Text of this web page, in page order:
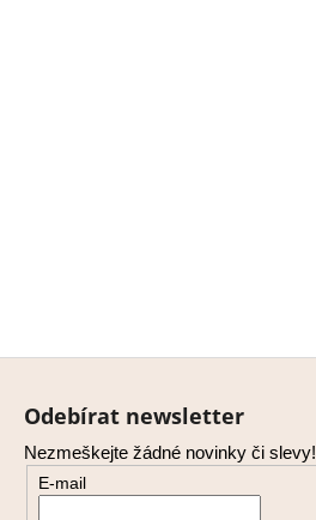
Z
Odebírat newsletter
Nezmeškejte žádné novinky či slevy!
E-mail